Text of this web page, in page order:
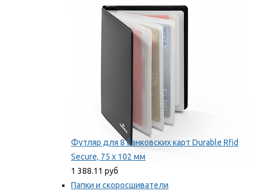
Мы рекомендуем
Футляр для 8 банковских карт Durable Rfid
Secure, 75 х 102 мм
1 388.11 руб
Папки и скоросшиватели